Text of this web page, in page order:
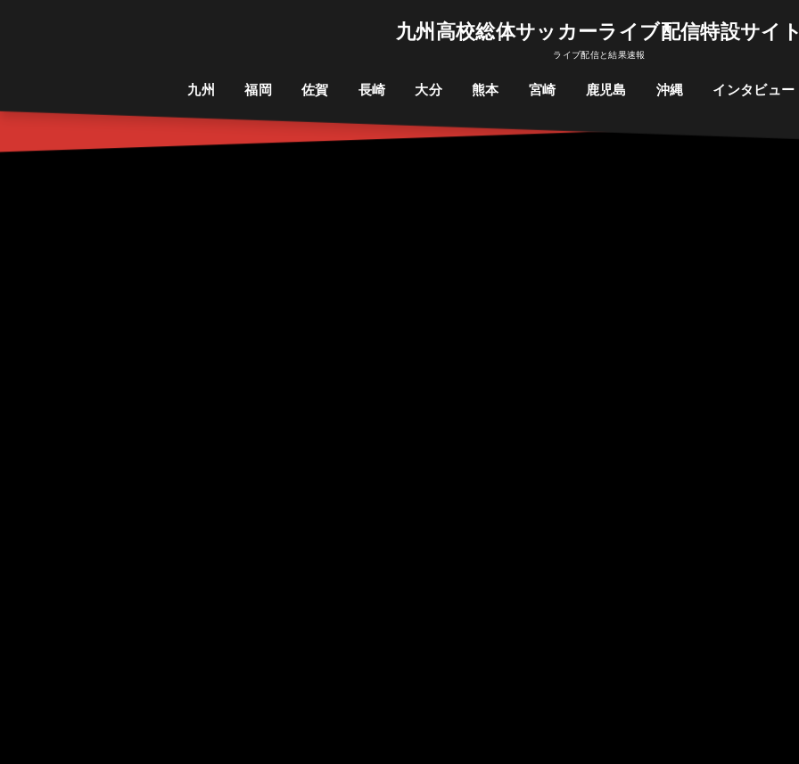
九州高校総体サッカーライブ配信特設サイト
ライブ配信と結果速報
九州 福岡 佐賀 長崎 大分 熊本 宮崎 鹿児島 沖縄 インタビュー